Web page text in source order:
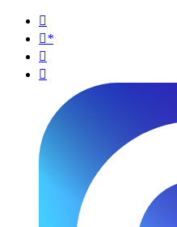

*

